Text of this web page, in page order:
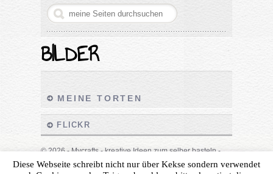
BILDER
MEINE TORTEN
FLICKR
© 2026 - Mycrafts - kreative Ideen zum selber basteln -
Impressum |
Datenschutz
bySara White
Diese Webseite schreibt nicht nur über Kekse sondern verwendet